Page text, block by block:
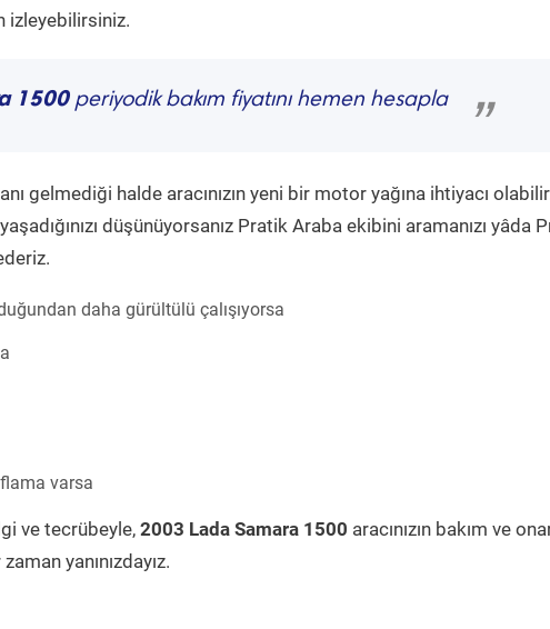
izleyebilirsiniz.
1500periyodik bakım fiyatını hemen hesapla
”
gelmediği halde aracınızın yeni bir motor yağına ihtiyacı
düşünüyorsanız Pratik Araba ekibini aramanızı yâda
daha gürültülü çalışıyorsa
varsa
ve tecrübeyle, 2003 Lada Samara 1500 aracınızın bakım ve
yanınızdayız.